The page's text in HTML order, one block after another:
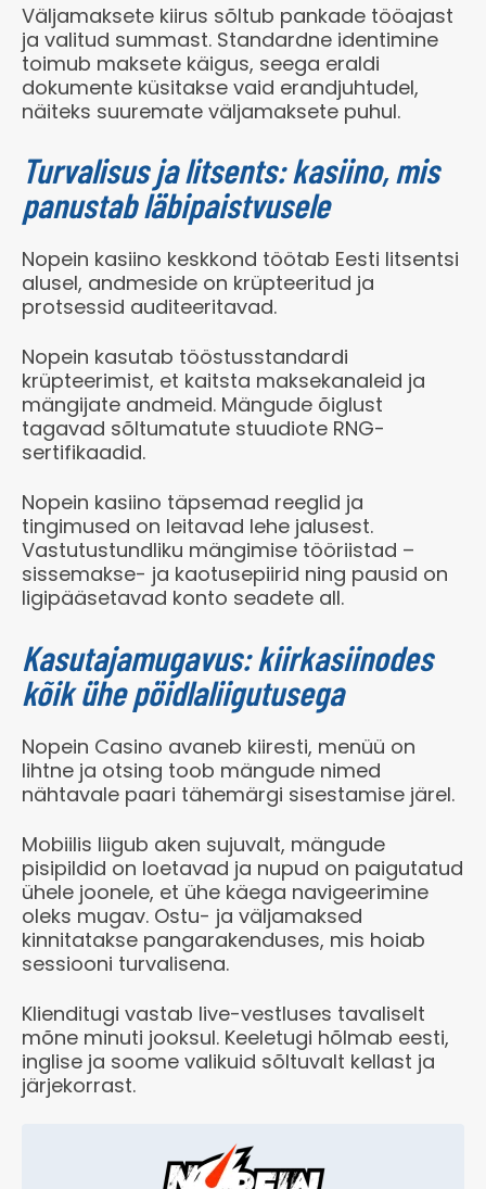
Väljamaksete kiirus sõltub pankade tööajast
ja valitud summast. Standardne identimine
toimub maksete käigus, seega eraldi
dokumente küsitakse vaid erandjuhtudel,
näiteks suuremate väljamaksete puhul.
Turvalisus ja litsents: kasiino, mis
panustab läbipaistvusele
Nopein kasiino keskkond töötab Eesti litsentsi
alusel, andmeside on krüpteeritud ja
protsessid auditeeritavad.
Nopein kasutab tööstusstandardi
krüpteerimist, et kaitsta maksekanaleid ja
mängijate andmeid. Mängude õiglust
tagavad sõltumatute stuudiote RNG-
sertifikaadid.
Nopein kasiino täpsemad reeglid ja
tingimused on leitavad lehe jalusest.
Vastutustundliku mängimise tööriistad –
sissemakse- ja kaotusepiirid ning pausid on
ligipääsetavad konto seadete all.
Kasutajamugavus: kiirkasiinodes
kõik ühe pöidlaliigutusega
Nopein Casino avaneb kiiresti, menüü on
lihtne ja otsing toob mängude nimed
nähtavale paari tähemärgi sisestamise järel.
Mobiilis liigub aken sujuvalt, mängude
pisipildid on loetavad ja nupud on paigutatud
ühele joonele, et ühe käega navigeerimine
oleks mugav. Ostu- ja väljamaksed
kinnitatakse pangarakenduses, mis hoiab
sessiooni turvalisena.
Klienditugi vastab live-vestluses tavaliselt
mõne minuti jooksul. Keeletugi hõlmab eesti,
inglise ja soome valikuid sõltuvalt kellast ja
järjekorrast.